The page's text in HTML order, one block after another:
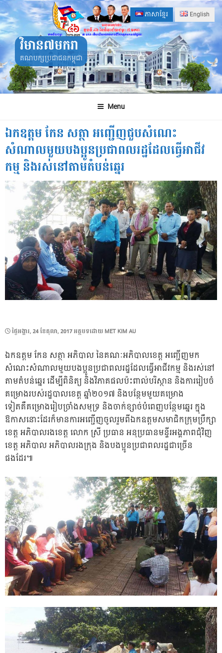
Skip
to
content
ភាសាខ្មែរ English
វិមាន៧មករា
គណបក្សប្រជាជនកម្ពុជា
Menu
ឯកឧត្ដម កែន សត្ថា អញ្ជើញជួបសំណេះ
សំណាលមួយបងប្អូនប្រជាពលរដ្ឋដែលធ្វើអាជីវ
កម្ម និងរស់នៅតាមតំបន់ឆ្នេរ
POSTED
ថ្ងៃ​អង្គារ, 24 ខែ​តុលា, 2017អត្ថបទដោយ MET KIM AU
ឯកឧត្ដម កែន សត្ថា អភិបាល នៃគណៈអភិបាលខេត្ត អញ្ជើញមក
សំណេះសំណាលមួយបងប្អូនប្រជាពលរដ្ឋដែលធ្វើអាជីវកម្ម និងរស់នៅ
តាមតំបន់ឆ្នេរ ដើម្បីពិនិត្យ និងវិភាគផលប៉ះពាល់បរិស្ថាន និងការរៀបចំ
គម្រោងរបស់រដ្ឋបាលខេត្ត ឆ្នាំ២០១៧ និងបន្ថែមមួយគម្រោង
ទៀតគឺគម្រោងរៀបច្រាំងសមុទ្រ និងចាក់ខ្សាច់បំពេញបន្ថែមឆ្នេរ ក្នុង
ឱកាសនោះដែរក៏មានការអញ្ជើញចូលរួមពីឯកឧត្ដមសមាជិកក្រុមប្រឹក្សា
ខេត្ត អភិបាលរងខេត្ត លោក ស្រី ប្រធាន អនុប្រធានមន្ទីរអង្គភាពជុំវិញ
ខេត្ត អភិបាល អភិបាលរងក្រុង និងបងប្អូនប្រជាពលរដ្ឋជាច្រើន
ផងដែរ៕